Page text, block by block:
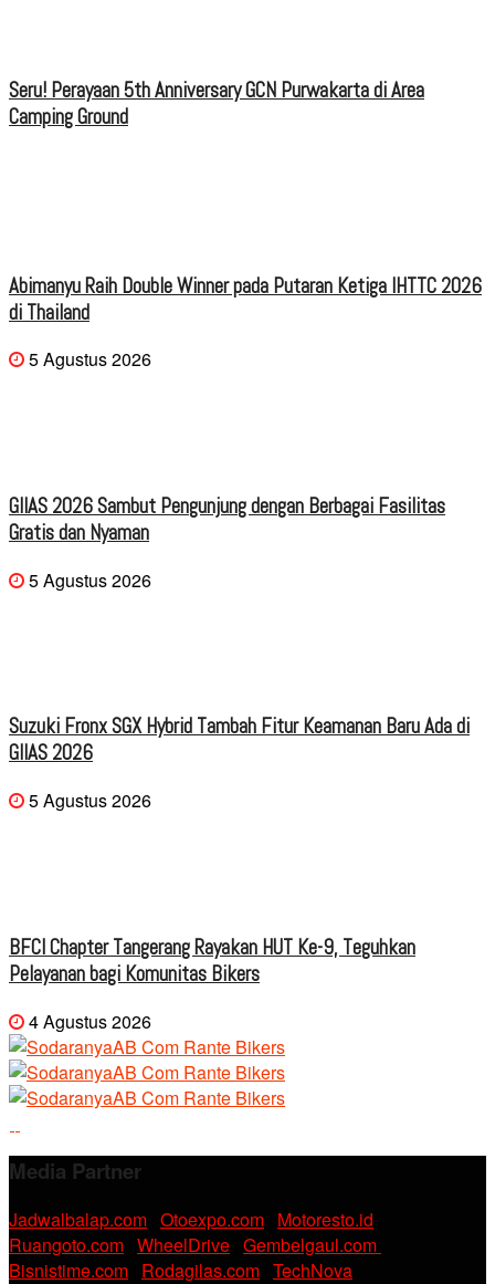
Seru! Perayaan 5th Anniversary GCN Purwakarta di Area
Camping Ground
Abimanyu Raih Double Winner pada Putaran Ketiga IHTTC 2026
di Thailand
5 Agustus 2026
GIIAS 2026 Sambut Pengunjung dengan Berbagai Fasilitas
Gratis dan Nyaman
5 Agustus 2026
Suzuki Fronx SGX Hybrid Tambah Fitur Keamanan Baru Ada di
GIIAS 2026
5 Agustus 2026
BFCI Chapter Tangerang Rayakan HUT Ke-9, Teguhkan
Pelayanan bagi Komunitas Bikers
4 Agustus 2026
Media Partner
Jadwalbalap.com Otoexpo.com Motoresto.id
Ruangoto.com WheelDrive Gembelgaul.com
Bisnistime.com Rodagilas.com TechNova